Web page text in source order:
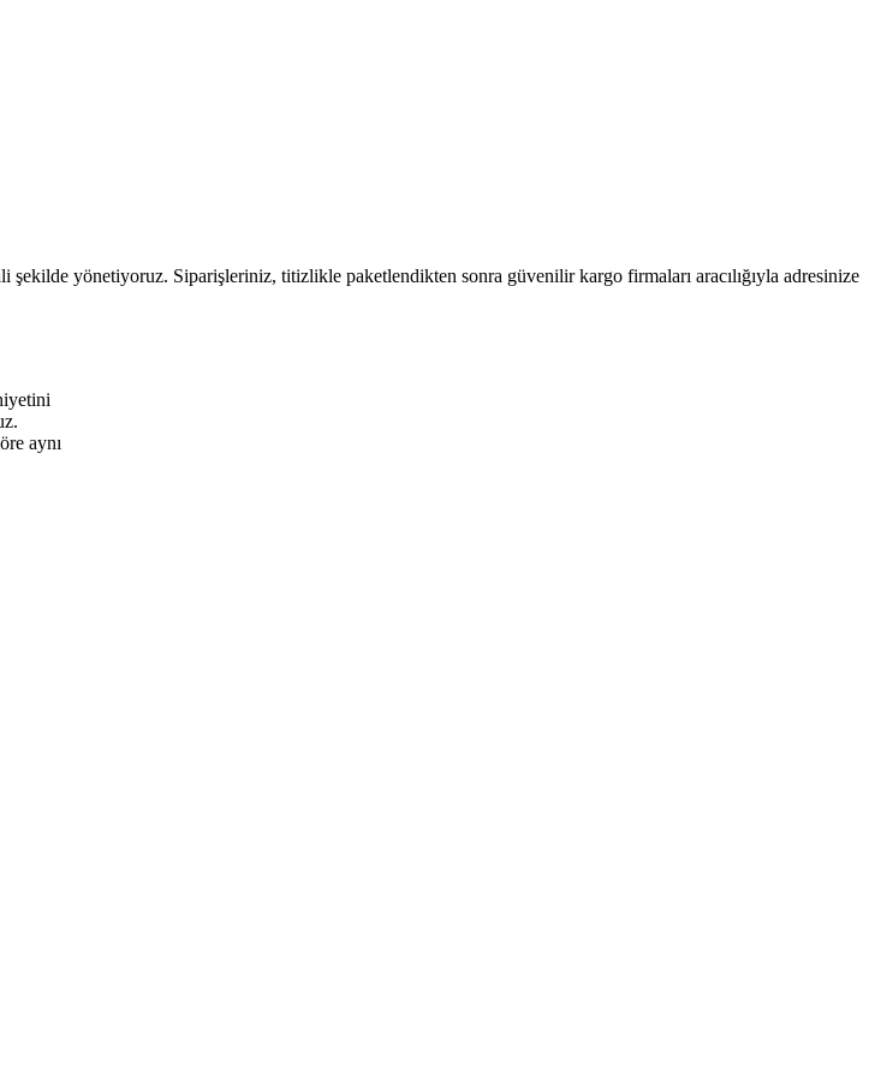
yönetiyoruz. Siparişleriniz, titizlikle paketlendikten sonra güvenilir kargo firmaları aracılığıyla adresinize
aynı